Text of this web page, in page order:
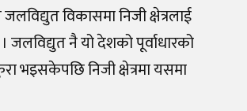
विकासमा निजी क्षेत्रलाई
जलविद्युत नै यो देशको पूर्वाधारको
भइसकेपछि निजी क्षेत्रमा यसमा